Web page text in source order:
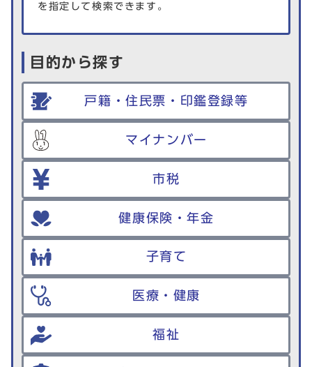
を指定して検索できます。
目的から探す
戸籍・住民票・印鑑登録等
マイナンバー
市税
健康保険・年金
子育て
医療・健康
福祉